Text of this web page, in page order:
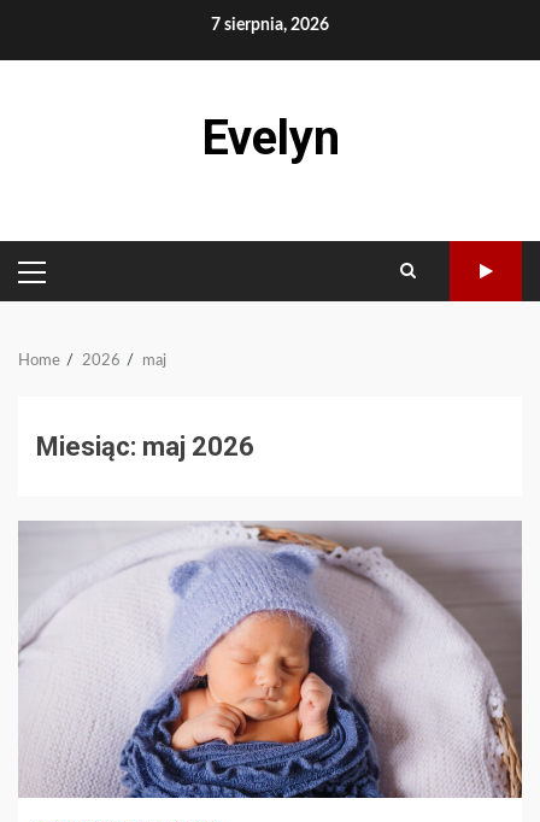
7 sierpnia, 2026
Evelyn
PRIMARY
MENU
Home 2026 maj
Miesiąc: maj 2026